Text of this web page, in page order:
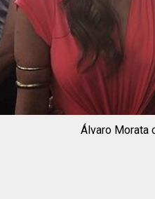
Álvaro Morata